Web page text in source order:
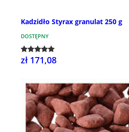
Kadzidło Styrax granulat 250 g
DOSTĘPNY
zł 171,08